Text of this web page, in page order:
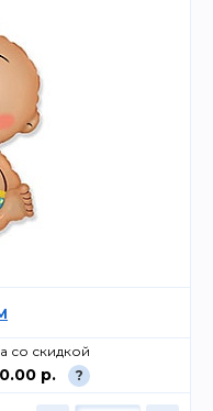
со скидкой
р. ?